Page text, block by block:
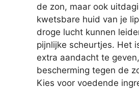
de zon, maar ook
kwetsbare huid van je
droge lucht kunnen
pijnlijke scheurtjes. Het
extra aandacht te
bescherming tegen de
Kies voor voedende